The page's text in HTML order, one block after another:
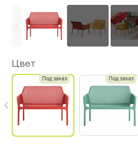
Цвет
Под заказ Под заказ